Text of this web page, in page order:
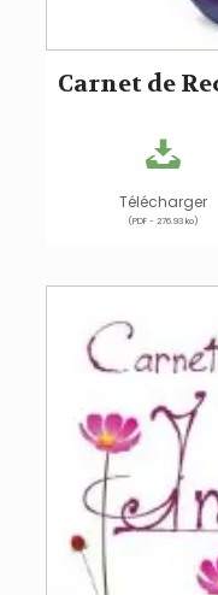
Carnet de
Télécharger
(PDF - 276.93 ko)